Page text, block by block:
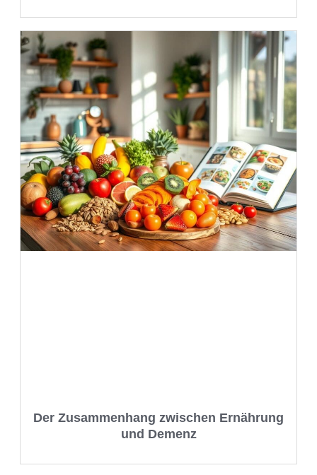
Der Zusammenhang zwischen Ernährung
und Demenz